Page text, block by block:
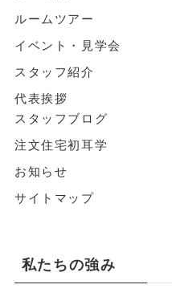
ルームツアー
イベント・見学会
スタッフ紹介
代表挨拶
スタッフブログ
注文住宅初耳学
お知らせ
サイトマップ
私たちの強み